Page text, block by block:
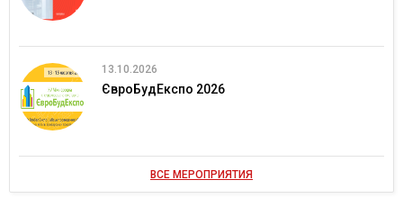
13.10.2026
ЄвроБудЕкспо 2026
ВСЕ МЕРОПРИЯТИЯ